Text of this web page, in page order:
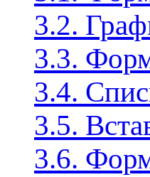
3.2.
3.3.
3.4.
3.5.
3.6.